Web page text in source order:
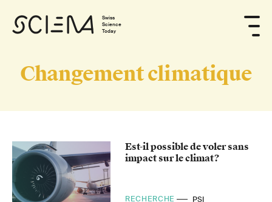
Swiss
Science
Today
Changement climatique
Est-il possible de voler sans
impact sur le climat?
RECHERCHE PSI